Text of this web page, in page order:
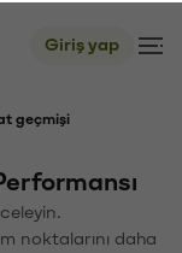
Giriş yap
geçmişi
noktalarını daha